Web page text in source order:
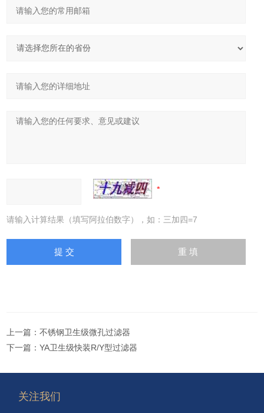
请输入计算结果（填写阿拉伯数字），如：三加四=7
上一篇：不锈钢卫生级微孔过滤器
下一篇：YA卫生级快装R/Y型过滤器
关注我们